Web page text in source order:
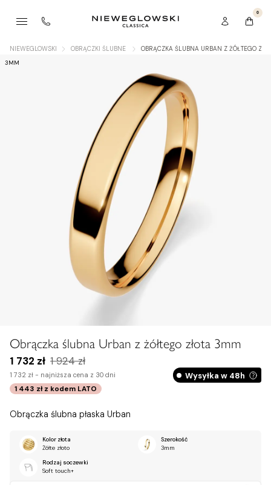
0
NIEWEGLOWSKI OBRĄCZKI ŚLUBNE OBRĄCZKA ŚLUBNA URBAN Z ŻÓŁTEGO
3MM
Zobacz na dłoni
Obrączka ślubna Urban z żółtego złota 3mm
1 732 zł 1 924 zł
1 732 zł - najniższa cena z 30 dni
1 443 zł z kodem LATO
Wysyłka w 48h
Obrączka ślubna płaska Urban
Kolor złota
Żółte złoto
Szerokość
3mm
Rodzaj soczewki
Soft touch+